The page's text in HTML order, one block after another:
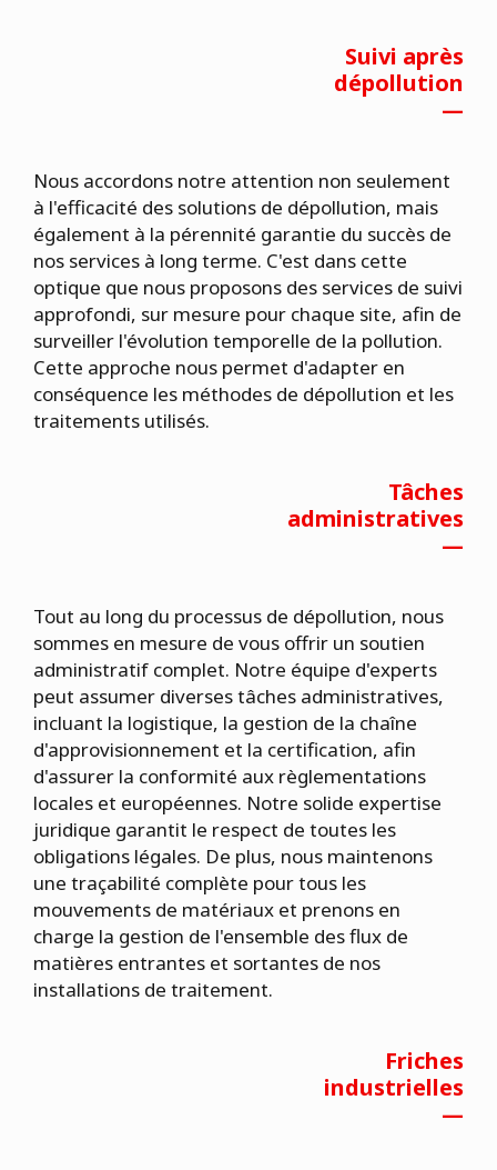
Suivi après
dépollution
—
Nous accordons notre attention non seulement
à l'efficacité des solutions de dépollution, mais
également à la pérennité garantie du succès de
nos services à long terme. C'est dans cette
optique que nous proposons des services de suivi
approfondi, sur mesure pour chaque site, afin de
surveiller l'évolution temporelle de la pollution.
Cette approche nous permet d'adapter en
conséquence les méthodes de dépollution et les
traitements utilisés.
Tâches
administratives
—
Tout au long du processus de dépollution, nous
sommes en mesure de vous offrir un soutien
administratif complet. Notre équipe d'experts
peut assumer diverses tâches administratives,
incluant la logistique, la gestion de la chaîne
d'approvisionnement et la certification, afin
d'assurer la conformité aux règlementations
locales et européennes. Notre solide expertise
juridique garantit le respect de toutes les
obligations légales. De plus, nous maintenons
une traçabilité complète pour tous les
mouvements de matériaux et prenons en
charge la gestion de l'ensemble des flux de
matières entrantes et sortantes de nos
installations de traitement.
Friches
industrielles
—